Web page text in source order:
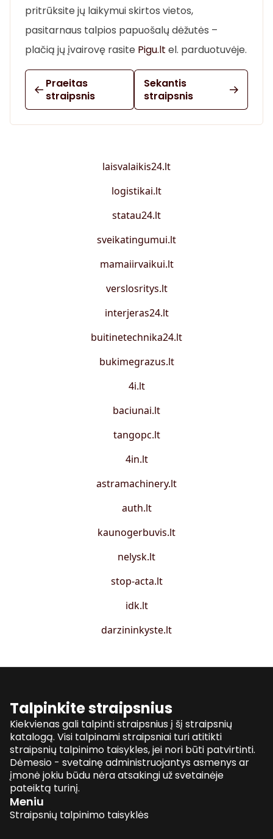
pritrūksite jų laikymui skirtos vietos,
pasitarnaus talpios papuošalų dėžutės –
plačią jų įvairovę rasite Pigu.lt el. parduotuvėje.
Praeitas
straipsnis
Sekantis
straipsnis
laisvalaikis24.lt
logistikai.lt
statau24.lt
sveikatingumui.lt
mamaiirvaikui.lt
verslosritys.lt
interjeras24.lt
buitinetechnika24.lt
bukimegrazus.lt
4i.lt
baciunai.lt
tangopc.lt
4in.lt
astramachinery.lt
auth.lt
kaunogerbuvis.lt
nelysk.lt
stop-acta.lt
idk.lt
darzininkyste.lt
Talpinkite straipsnius
Kiekvienas gali talpinti straipsnius į šį straipsnių
katalogą. Visi talpinami straipsniai turi atitikti
straipsnių talpinimo taisykles, jei nori būti patvirtinti.
Dėmesio - svetainę administruojantys asmenys ar
įmonė jokiu būdu nėra atsakingi už svetainėje
pateiktą turinį.
Meniu
Straipsnių talpinimo taisyklės